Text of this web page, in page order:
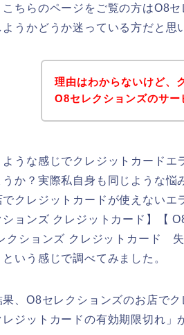
こちらのページをご覧の方はO8
うかどうか迷っている方だと思
理由はわからないけど、
O8セレクションズのサー
ような感じでクレジットカード
うか？実際私自身も同じような
でクレジットカードが使えない
ションズ クレジットカード】【
クションズ クレジットカード
という感じで調べてみました。
果、O8セレクションズのお店で
レジットカードの有効期限切れ」